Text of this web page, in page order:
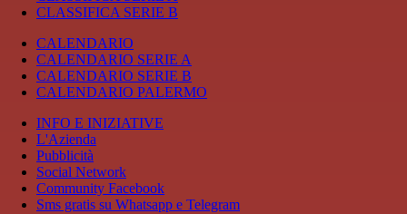
CLASSIFICA SERIE B
CALENDARIO
CALENDARIO SERIE A
CALENDARIO SERIE B
CALENDARIO PALERMO
INFO E INIZIATIVE
L'Azienda
Pubblicità
Social Network
Community Facebook
Sms gratis su Whatsapp e Telegram